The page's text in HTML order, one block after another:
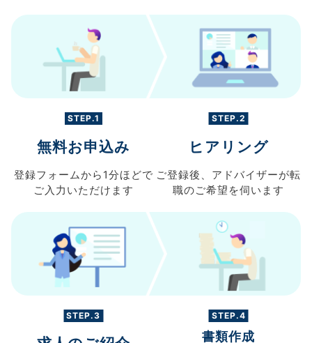
STEP.1
無料お申込み
登録フォームから 1分ほどで
ご入力 いただけます
STEP.2
ヒアリング
ご登録後、 アドバイザーが転
職のご希望を伺います
STEP.3 STEP.4
書類作成